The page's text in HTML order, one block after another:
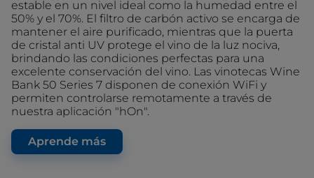
estable en un nivel ideal como la humedad entre el
50% y el 70%. El filtro de carbón activo se encarga de
mantener el aire purificado, mientras que la puerta
de cristal anti UV protege el vino de la luz nociva,
brindando las condiciones perfectas para una
excelente conservación del vino. Las vinotecas Wine
Bank 50 Series 7 disponen de conexión WiFi y
permiten controlarse remotamente a través de
nuestra aplicación "hOn".
Aprende más